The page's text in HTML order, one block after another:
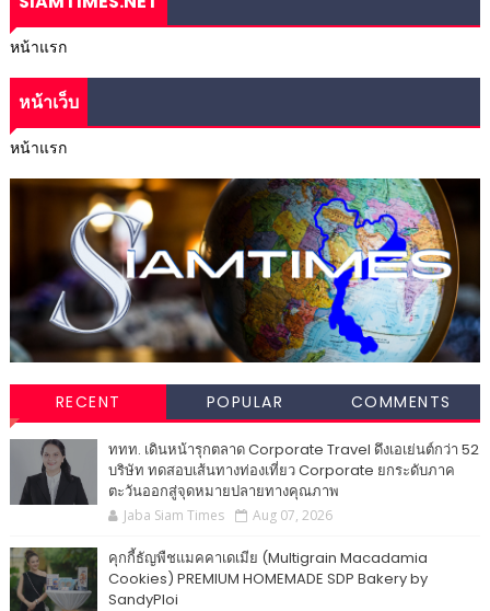
หน้าแรก
หน้าเว็บ
หน้าแรก
RECENT POPULAR COMMENTS
ททท. เดินหน้ารุกตลาด Corporate Travel ดึงเอเย่นต์กว่า 52
บริษัท ทดสอบเส้นทางท่องเที่ยว Corporate ยกระดับภาค
ตะวันออกสู่จุดหมายปลายทางคุณภาพ
Jaba Siam Times Aug 07, 2026
คุกกี้ธัญพืชแมคคาเดเมีย (Multigrain Macadamia
Cookies) PREMIUM HOMEMADE SDP Bakery by
SandyPloi